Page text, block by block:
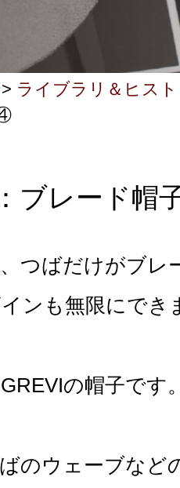
> ライブラリ＆ヒス
ブレード帽
つばだけがブレ
ンも無限にでき
の帽子です
のウェーブなど